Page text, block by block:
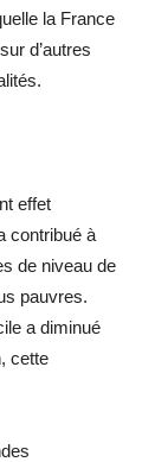
la France
d’autres
effet
contribué à
de niveau de
pauvres.
a diminué
cette